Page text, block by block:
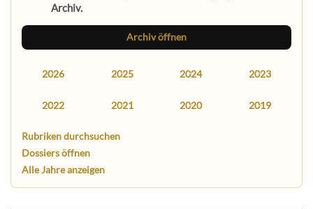
Archiv.
Archiv öffnen
2026 2025 2024 2023
2022 2021 2020 2019
Rubriken durchsuchen
Dossiers öffnen
Alle Jahre anzeigen